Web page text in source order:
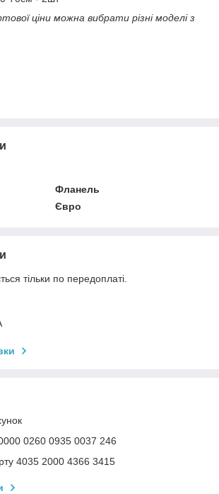
ціни можна вибрати різні моделі з
Фланель
Євро
тільки по передоплаті.
0260 0935 0037 246
4035 2000 4366 3415